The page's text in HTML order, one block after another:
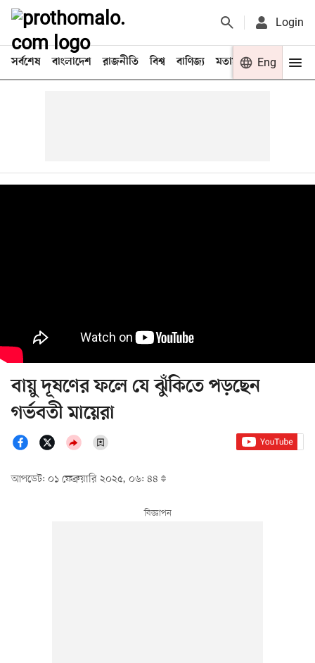
Login
সর্বশেষ বাংলাদেশ রাজনীতি বিশ্ব বাণিজ্য মতামত খেলা
Eng
বায়ু দূষণের ফলে যে ঝুঁকিতে পড়ছেন
গর্ভবতী মায়েরা
আপডেট: ০১ ফেব্রুয়ারি ২০২৫, ০৬: ৪৪